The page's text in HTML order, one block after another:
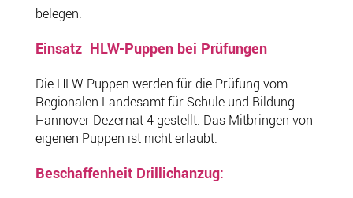
belegen.
Einsatz HLW-Puppen bei Prüfungen
Die HLW Puppen werden für die Prüfung vom
Regionalen Landesamt für Schule und Bildung
Hannover Dezernat 4 gestellt. Das Mitbringen von
eigenen Puppen ist nicht erlaubt.
Beschaffenheit Drillichanzug: